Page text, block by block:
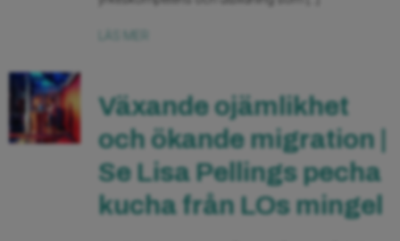
Växande ojämlikhet
och ökande migration |
Se Lisa Pellings pecha
kucha från LOs mingel